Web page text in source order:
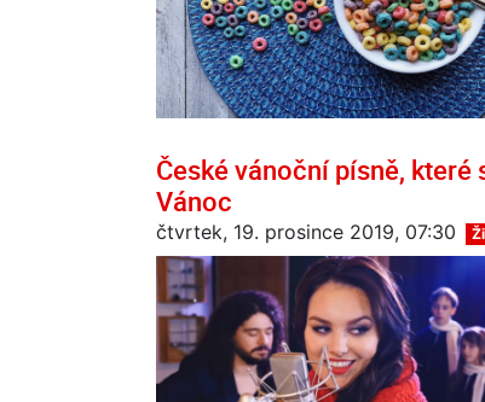
České vánoční písně,
Vánoc
čtvrtek, 19. prosince 2019, 07:30